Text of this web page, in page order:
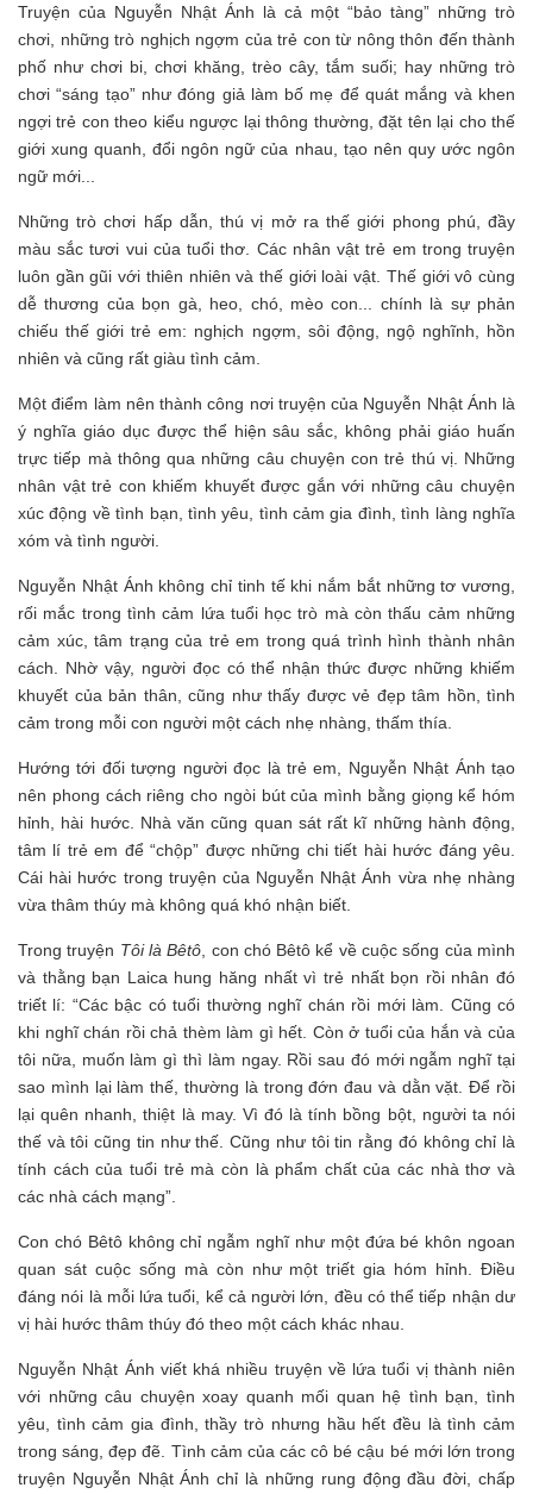
Truyện của Nguyễn Nhật Ánh là cả một “bảo tàng” những trò
chơi, những trò nghịch ngợm của trẻ con từ nông thôn đến thành
phố như chơi bi, chơi khăng, trèo cây, tắm suối; hay những trò
chơi “sáng tạo” như đóng giả làm bố mẹ để quát mắng và khen
ngợi trẻ con theo kiểu ngược lại thông thường, đặt tên lại cho thế
giới xung quanh, đổi ngôn ngữ của nhau, tạo nên quy ước ngôn
ngữ mới...
Những trò chơi hấp dẫn, thú vị mở ra thế giới phong phú, đầy
màu sắc tươi vui của tuổi thơ. Các nhân vật trẻ em trong truyện
luôn gần gũi với thiên nhiên và thế giới loài vật. Thế giới vô cùng
dễ thương của bọn gà, heo, chó, mèo con... chính là sự phản
chiếu thế giới trẻ em: nghịch ngợm, sôi động, ngộ nghĩnh, hồn
nhiên và cũng rất giàu tình cảm.
Một điểm làm nên thành công nơi truyện của Nguyễn Nhật Ánh là
ý nghĩa giáo dục được thể hiện sâu sắc, không phải giáo huấn
trực tiếp mà thông qua những câu chuyện con trẻ thú vị. Những
nhân vật trẻ con khiếm khuyết được gắn với những câu chuyện
xúc động về tình bạn, tình yêu, tình cảm gia đình, tình làng nghĩa
xóm và tình người.
Nguyễn Nhật Ánh không chỉ tinh tế khi nắm bắt những tơ vương,
rối mắc trong tình cảm lứa tuổi học trò mà còn thấu cảm những
cảm xúc, tâm trạng của trẻ em trong quá trình hình thành nhân
cách. Nhờ vậy, người đọc có thể nhận thức được những khiếm
khuyết của bản thân, cũng như thấy được vẻ đẹp tâm hồn, tình
cảm trong mỗi con người một cách nhẹ nhàng, thấm thía.
Hướng tới đối tượng người đọc là trẻ em, Nguyễn Nhật Ánh tạo
nên phong cách riêng cho ngòi bút của mình bằng giọng kể hóm
hỉnh, hài hước. Nhà văn cũng quan sát rất kĩ những hành động,
tâm lí trẻ em để “chộp” được những chi tiết hài hước đáng yêu.
Cái hài hước trong truyện của Nguyễn Nhật Ánh vừa nhẹ nhàng
vừa thâm thúy mà không quá khó nhận biết.
Trong truyện Tôi là Bêtô , con chó Bêtô kể về cuộc sống của mình
và thằng bạn Laica hung hăng nhất vì trẻ nhất bọn rồi nhân đó
triết lí: “Các bậc có tuổi thường nghĩ chán rồi mới làm. Cũng có
khi nghĩ chán rồi chả thèm làm gì hết. Còn ở tuổi của hắn và của
tôi nữa, muốn làm gì thì làm ngay. Rồi sau đó mới ngẫm nghĩ tại
sao mình lại làm thế, thường là trong đớn đau và dằn vặt. Để rồi
lại quên nhanh, thiệt là may. Vì đó là tính bồng bột, người ta nói
thế và tôi cũng tin như thế. Cũng như tôi tin rằng đó không chỉ là
tính cách của tuổi trẻ mà còn là phẩm chất của các nhà thơ và
các nhà cách mạng”.
Con chó Bêtô không chỉ ngẫm nghĩ như một đứa bé khôn ngoan
quan sát cuộc sống mà còn như một triết gia hóm hỉnh. Điều
đáng nói là mỗi lứa tuổi, kể cả người lớn, đều có thể tiếp nhận dư
vị hài hước thâm thúy đó theo một cách khác nhau.
Nguyễn Nhật Ánh viết khá nhiều truyện về lứa tuổi vị thành niên
với những câu chuyện xoay quanh mối quan hệ tình bạn, tình
yêu, tình cảm gia đình, thầy trò nhưng hầu hết đều là tình cảm
trong sáng, đẹp đẽ. Tình cảm của các cô bé cậu bé mới lớn trong
truyện Nguyễn Nhật Ánh chỉ là những rung động đầu đời, chấp